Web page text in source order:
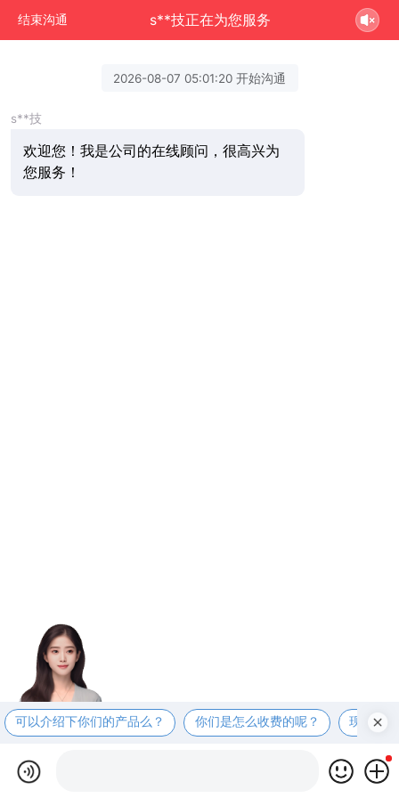
结束沟通 s**技正在为您服务
2026-08-07 05:01:20 开始沟通
s**技
欢迎您！我是公司的在线顾问，很高兴为
您服务！
可以介绍下你们的产品么？ 你们是怎么收费的呢？ 现在有